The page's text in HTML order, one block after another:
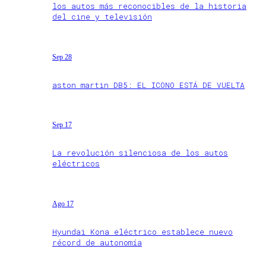
los autos más reconocibles de la historia
del cine y televisión
Sep 28
aston martin DB5: EL ICONO ESTÁ DE VUELTA
Sep 17
La revolución silenciosa de los autos
eléctricos
Ago 17
Hyundai Kona eléctrico establece nuevo
récord de autonomía